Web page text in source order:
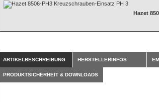
Hazet
ARTIKELBESCHREIBUNG HERSTELLERINFOS
PRODUKTSICHERHEIT & DOWNLOADS